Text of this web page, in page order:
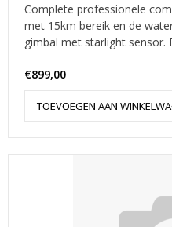
Complete professionele
met 15km bereik en de
gimbal met starlight sensor.
€899,00
TOEVOEGEN AAN